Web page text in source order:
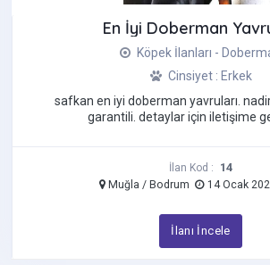
En İyi Doberman
Köpek İlanları -
Cinsiyet : Erkek
safkan en iyi doberman yavruları.
garantili. detaylar için iletişime
İlan Kod : 14
Muğla / Bodrum 14 Ocak
İlanı İncele